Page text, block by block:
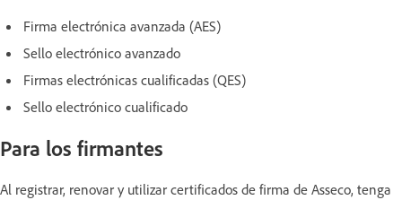
Firma electrónica avanzada (AES)
Sello electrónico avanzado
Firmas electrónicas cualificadas (QES)
Sello electrónico cualificado
Para los firmantes
Al registrar, renovar y utilizar certificados de firma de Asseco, tenga